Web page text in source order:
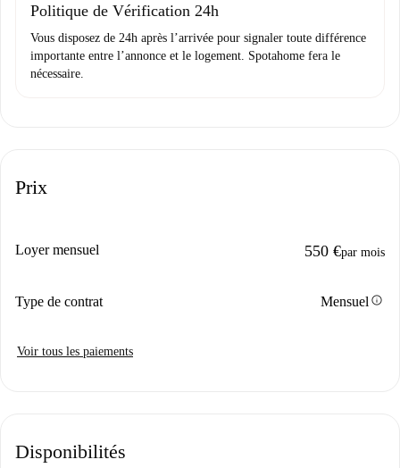
Politique de Vérification 24h
Vous disposez de 24h après l’arrivée pour signaler toute différence
importante entre l’annonce et le logement. Spotahome fera le
nécessaire.
Prix
Loyer mensuel 550 €par mois
Type de contrat Mensuel info
Voir tous les paiements
Disponibilités